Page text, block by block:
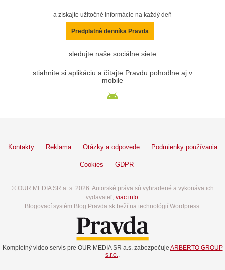
a získajte užitočné informácie na každý deň
Predplatné denníka Pravda
sledujte naše sociálne siete
stiahnite si aplikáciu a čítajte Pravdu pohodlne aj v
mobile
Kontakty Reklama Otázky a odpovede Podmienky používania
Cookies GDPR
© OUR MEDIA SR a. s. 2026. Autorské práva sú vyhradené a vykonáva ich
vydavateľ, viac info.
Blogovací systém Blog.Pravda.sk beží na technológií Wordpress.
Kompletný video servis pre OUR MEDIA SR a.s. zabezpečuje ARBERTO GROUP
s.r.o.